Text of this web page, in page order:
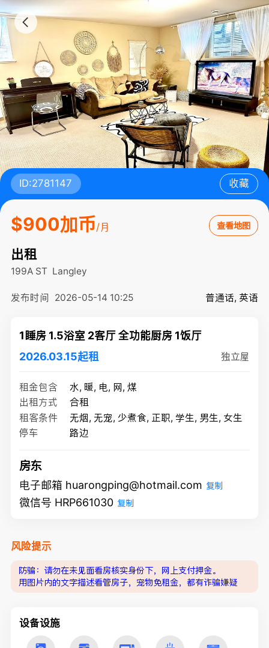
ID:2781147 收藏
$900加币/月 查看地图
出租
199A ST Langley
发布时间 2026-05-14 10:25 普通话, 英语
1睡房 1.5浴室 2客厅 全功能厨房 1饭厅
2026.03.15起租
独立屋
租金包含
水, 暖, 电, 网, 煤
出租方式
合租
租客条件
无烟, 无宠, 少煮食, 正职, 学生, 男生, 女生
停车
路边
房东
电子邮箱 huarongping@hotmail.com 复制
微信号 HRP661030 复制
风险提示
防骗：请勿在未见面看房核实身份下，网上支付押金。
用图片内的文字描述看管房子，宠物免租金，都有诈骗嫌疑
设备设施